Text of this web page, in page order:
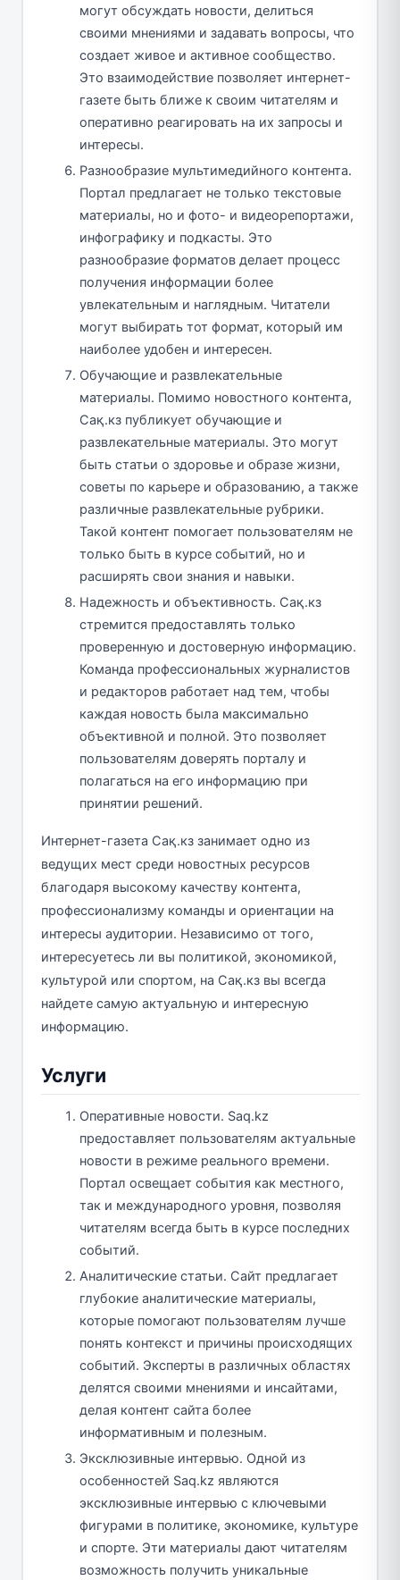
могут обсуждать новости, делиться
своими мнениями и задавать вопросы, что
создает живое и активное сообщество.
Это взаимодействие позволяет интернет-
газете быть ближе к своим читателям и
оперативно реагировать на их запросы и
интересы.
Разнообразие мультимедийного контента.
Портал предлагает не только текстовые
материалы, но и фото- и видеорепортажи,
инфографику и подкасты. Это
разнообразие форматов делает процесс
получения информации более
увлекательным и наглядным. Читатели
могут выбирать тот формат, который им
наиболее удобен и интересен.
Обучающие и развлекательные
материалы. Помимо новостного контента,
Сақ.кз публикует обучающие и
развлекательные материалы. Это могут
быть статьи о здоровье и образе жизни,
советы по карьере и образованию, а также
различные развлекательные рубрики.
Такой контент помогает пользователям не
только быть в курсе событий, но и
расширять свои знания и навыки.
Надежность и объективность. Сақ.кз
стремится предоставлять только
проверенную и достоверную информацию.
Команда профессиональных журналистов
и редакторов работает над тем, чтобы
каждая новость была максимально
объективной и полной. Это позволяет
пользователям доверять порталу и
полагаться на его информацию при
принятии решений.
Интернет-газета Сақ.кз занимает одно из
ведущих мест среди новостных ресурсов
благодаря высокому качеству контента,
профессионализму команды и ориентации на
интересы аудитории. Независимо от того,
интересуетесь ли вы политикой, экономикой,
культурой или спортом, на Сақ.кз вы всегда
найдете самую актуальную и интересную
информацию.
Услуги
Оперативные новости. Saq.kz
предоставляет пользователям актуальные
новости в режиме реального времени.
Портал освещает события как местного,
так и международного уровня, позволяя
читателям всегда быть в курсе последних
событий.
Аналитические статьи. Сайт предлагает
глубокие аналитические материалы,
которые помогают пользователям лучше
понять контекст и причины происходящих
событий. Эксперты в различных областях
делятся своими мнениями и инсайтами,
делая контент сайта более
информативным и полезным.
Эксклюзивные интервью. Одной из
особенностей Saq.kz являются
эксклюзивные интервью с ключевыми
фигурами в политике, экономике, культуре
и спорте. Эти материалы дают читателям
возможность получить уникальные